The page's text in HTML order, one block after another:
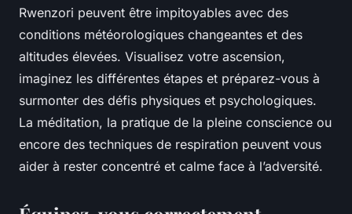
Rwenzori peuvent être impitoyables avec des
conditions météorologiques changeantes et des
altitudes élevées. Visualisez votre ascension,
imaginez les différentes étapes et préparez-vous à
surmonter des défis physiques et psychologiques.
La méditation, la pratique de la pleine conscience ou
encore des techniques de respiration peuvent vous
aider à rester concentré et calme face à l’adversité.